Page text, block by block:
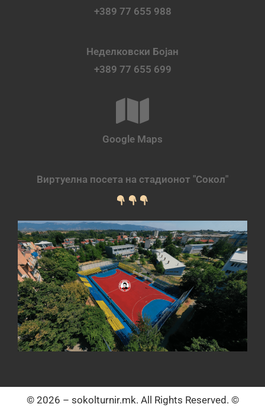
+389 77 655 988
Неделковски Бојан
+389 77 655 699
Google Maps
Виртуелна посета на стадионот "Сокол"
© 2026 – sokolturnir.mk. All Rights Reserved. ©